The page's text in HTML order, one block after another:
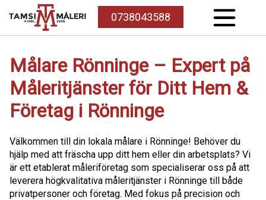
0738043588
Målare Rönninge – Expert på
Måleritjänster för Ditt Hem &
Företag i Rönninge
Välkommen till din lokala målare i Rönninge! Behöver du
hjälp med att fräscha upp ditt hem eller din arbetsplats? Vi
är ett etablerat måleriföretag som specialiserar oss på att
leverera högkvalitativa måleritjänster i Rönninge till både
privatpersoner och företag. Med fokus på precision och